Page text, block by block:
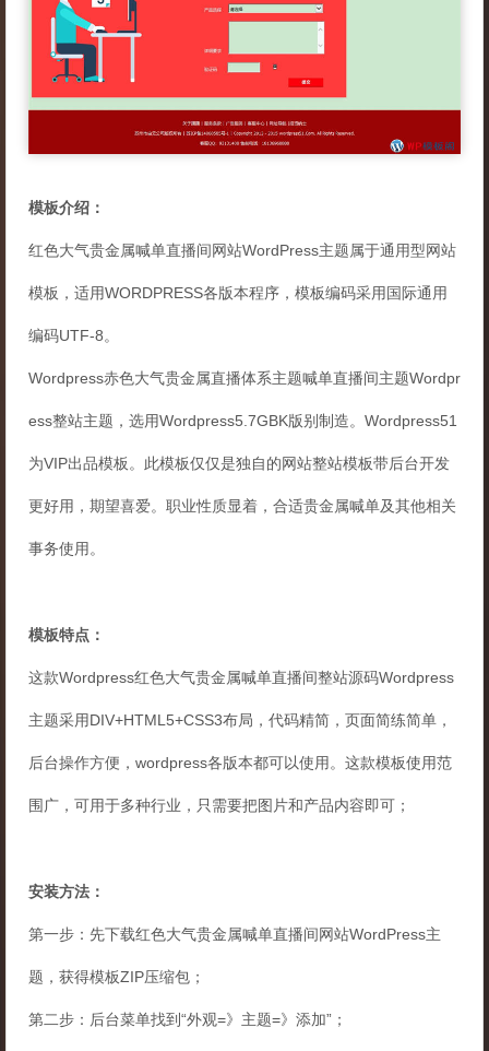
模板介绍：
红色大气贵金属喊单直播间网站WordPress主题属于通用型网站
模板，适用WORDPRESS各版本程序，模板编码采用国际通用
编码UTF-8。
Wordpress赤色大气贵金属直播体系主题喊单直播间主题Wordpr
ess整站主题，选用Wordpress5.7GBK版别制造。Wordpress51
为VIP出品模板。此模板仅仅是独自的网站整站模板带后台开发
更好用，期望喜爱。职业性质显着，合适贵金属喊单及其他相关
事务使用。
模板特点：
这款Wordpress红色大气贵金属喊单直播间整站源码Wordpress
主题采用DIV+HTML5+CSS3布局，代码精简，页面简练简单，
后台操作方便，wordpress各版本都可以使用。这款模板使用范
围广，可用于多种行业，只需要把图片和产品内容即可；
安装方法：
第一步：先下载红色大气贵金属喊单直播间网站WordPress主
题，获得模板ZIP压缩包；
第二步：后台菜单找到“外观=》主题=》添加”；